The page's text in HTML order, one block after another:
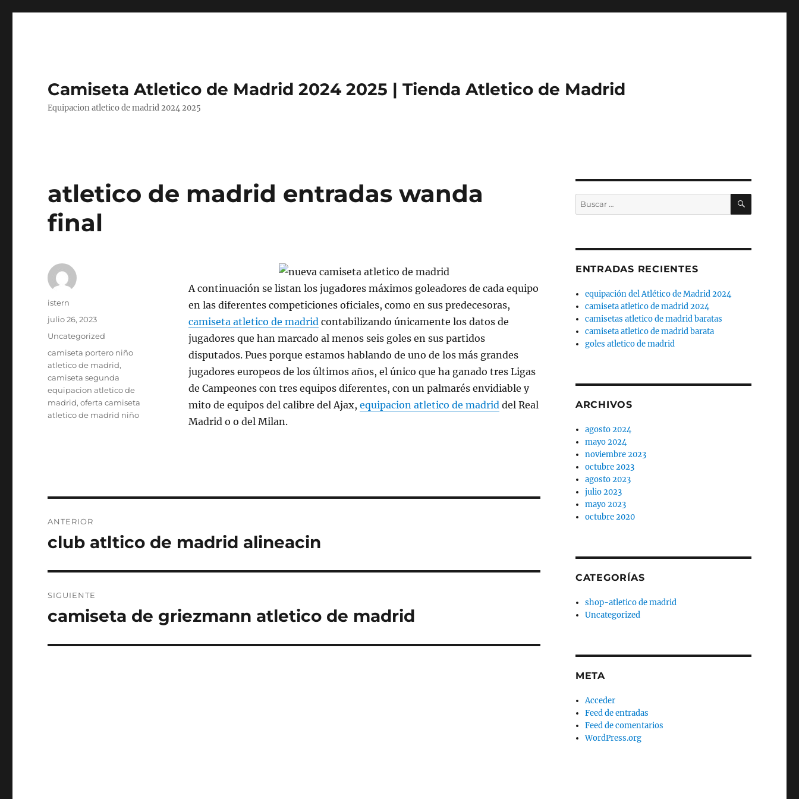
Camiseta Atletico de Madrid 2024 2025 | Tienda Atletico de Madrid
Equipacion atletico de madrid 2024 2025
atletico de madrid entradas wanda
final
A continuación se listan los jugadores máximos goleadores de cada equipo
en las diferentes competiciones oficiales, como en sus predecesoras,
camiseta atletico de madrid contabilizando únicamente los datos de
jugadores que han marcado al menos seis goles en sus partidos
disputados. Pues porque estamos hablando de uno de los más grandes
jugadores europeos de los últimos años, el único que ha ganado tres Ligas
de Campeones con tres equipos diferentes, con un palmarés envidiable y
mito de equipos del calibre del Ajax, equipacion atletico de madrid del Real
Madrid o o del Milan.
Autor
istern
Publicado
julio 26, 2023
Categorías
Uncategorized
Etiquetas
camiseta portero niño
atletico de madrid,
camiseta segunda
equipacion atletico de
madrid,oferta camiseta
atletico de madrid niño
de
ANTERIOR
Entrada
club atltico de madrid alineacin
SIGUIENTE
Entrada
camiseta de griezmann atletico de madrid
Buscar
por:
BUSCAR
ENTRADAS RECIENTES
equipación del Atlético de Madrid 2024
camiseta atletico de madrid 2024
camisetas atletico de madrid baratas
camiseta atletico de madrid barata
goles atletico de madrid
ARCHIVOS
agosto 2024
mayo 2024
noviembre 2023
octubre 2023
agosto 2023
julio 2023
mayo 2023
octubre 2020
CATEGORÍAS
shop-atletico de madrid
Uncategorized
META
Acceder
Feed de entradas
Feed de comentarios
WordPress.org